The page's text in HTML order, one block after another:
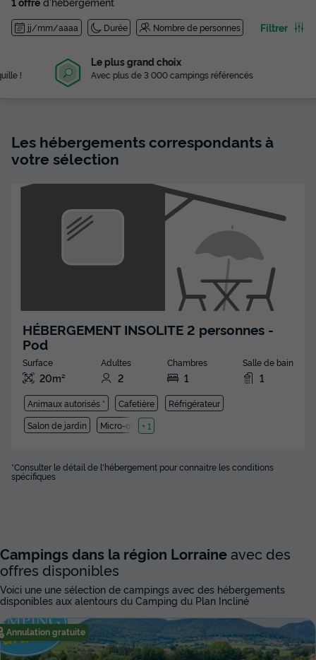
jj/mm/aaaa Durée Nombre de personnes Filtrer
Le plus grand choix
Avec plus de 3 000 campings référencés
Les hébergements correspondants à
votre sélection
HÉBERGEMENT INSOLITE 2 personnes -
Pod
Surface
20m²
Adultes
2
Chambres
1
Salle de bain
1
Animaux autorisés * Cafetière
Réfrigérateur
Salon de jardin
Micro-ondes
+ 1
*Consulter le détail de l'hébergement pour connaitre les conditions
spécifiques
Campings dans la région Lorraineavec des
offres disponibles
Voici une une sélection de campings avec des hébergements
disponibles aux alentours du Camping du Plan Incliné
Annulation gratuite